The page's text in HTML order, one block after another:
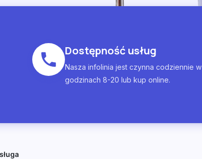
Dostępność usług
Nasza infolinia jest czynna codziennie w
godzinach 8-20 lub kup online.